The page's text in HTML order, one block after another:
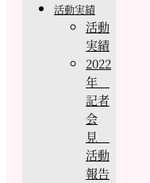
活動実績
活動
実績
2022
年
記者
会
見
活動
報告